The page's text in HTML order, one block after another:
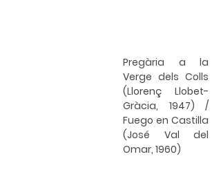
Pregària a la
Verge dels Colls
(Llorenç Llobet-
Gràcia, 1947) /
Fuego en Castilla
(José Val del
Omar, 1960)